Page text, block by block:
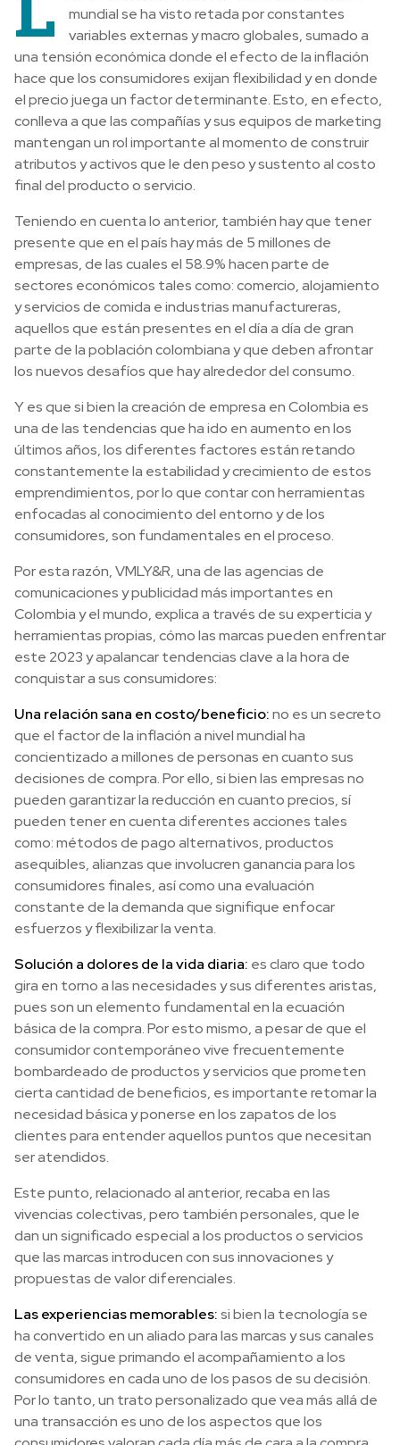
mundial se ha visto retada por constantes
variables externas y macro globales, sumado a
una tensión económica donde el efecto de la inflación
hace que los consumidores exijan flexibilidad y en donde
el precio juega un factor determinante. Esto, en efecto,
conlleva a que las compañías y sus equipos de marketing
mantengan un rol importante al momento de construir
atributos y activos que le den peso y sustento al costo
final del producto o servicio.
Teniendo en cuenta lo anterior, también hay que tener
presente que en el país hay más de 5 millones de
empresas, de las cuales el 58.9% hacen parte de
sectores económicos tales como: comercio, alojamiento
y servicios de comida e industrias manufactureras,
aquellos que están presentes en el día a día de gran
parte de la población colombiana y que deben afrontar
los nuevos desafíos que hay alrededor del consumo.
Y es que si bien la creación de empresa en Colombia es
una de las tendencias que ha ido en aumento en los
últimos años, los diferentes factores están retando
constantemente la estabilidad y crecimiento de estos
emprendimientos, por lo que contar con herramientas
enfocadas al conocimiento del entorno y de los
consumidores, son fundamentales en el proceso.
Por esta razón, VMLY&R, una de las agencias de
comunicaciones y publicidad más importantes en
Colombia y el mundo, explica a través de su experticia y
herramientas propias, cómo las marcas pueden enfrentar
este 2023 y apalancar tendencias clave a la hora de
conquistar a sus consumidores:
Una relación sana en costo/beneficio:no es un secreto
que el factor de la inflación a nivel mundial ha
concientizado a millones de personas en cuanto sus
decisiones de compra. Por ello, si bien las empresas no
pueden garantizar la reducción en cuanto precios, sí
pueden tener en cuenta diferentes acciones tales
como: métodos de pago alternativos, productos
asequibles, alianzas que involucren ganancia para los
consumidores finales, así como una evaluación
constante de la demanda que signifique enfocar
esfuerzos y flexibilizar la venta.
Solución a dolores de la vida diaria: es claro que todo
gira en torno a las necesidades y sus diferentes aristas,
pues son un elemento fundamental en la ecuación
básica de la compra. Por esto mismo, a pesar de que el
consumidor contemporáneo vive frecuentemente
bombardeado de productos y servicios que prometen
cierta cantidad de beneficios, es importante retomar la
necesidad básica y ponerse en los zapatos de los
clientes para entender aquellos puntos que necesitan
ser atendidos.
Este punto, relacionado al anterior, recaba en las
vivencias colectivas, pero también personales, que le
dan un significado especial a los productos o servicios
que las marcas introducen con sus innovaciones y
propuestas de valor diferenciales.
Las experiencias memorables:si bien la tecnología se
ha convertido en un aliado para las marcas y sus canales
de venta, sigue primando el acompañamiento a los
consumidores en cada uno de los pasos de su decisión.
Por lo tanto, un trato personalizado que vea más allá de
una transacción es uno de los aspectos que los